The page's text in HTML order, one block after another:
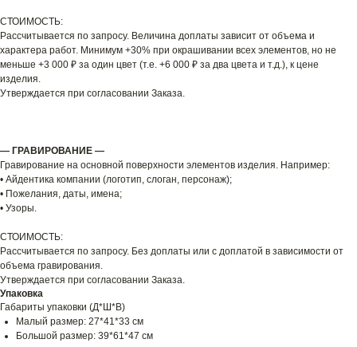
СТОИМОСТЬ:
Рассчитывается по запросу. Величина доплаты зависит от объема и
характера работ. Минимум +30% при окрашивании всех элементов, но не
меньше +3 000 ₽ за один цвет (т.е. +6 000 ₽ за два цвета и т.д.), к цене
изделия.
Утверждается при согласовании Заказа.
— ГРАВИРОВАНИЕ —
Гравирование на основной поверхности элементов изделия. Например:
• Айдентика компании (логотип, слоган, персонаж);
• Пожелания, даты, имена;
• Узоры.
СТОИМОСТЬ:
Рассчитывается по запросу. Без доплаты или с доплатой в зависимости от
объема гравирования.
Утверждается при согласовании Заказа.
Упаковка
Габариты упаковки (Д*Ш*В)
Малый размер: 27*41*33 см
Большой размер: 39*61*47 см